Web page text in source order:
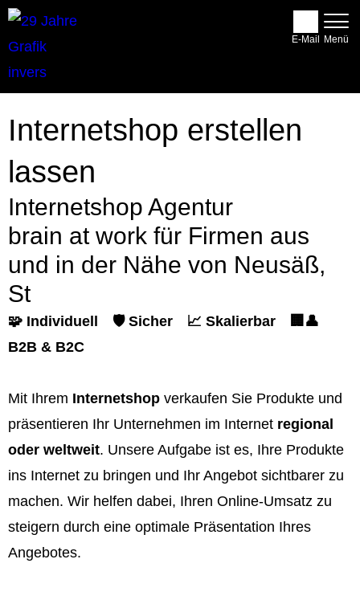
Internetshop erstellen
lassen
Internetshop Agentur
brain at work für Firmen aus
und in der Nähe von Neusäß,
St
🧩 Individuell 🛡️ Sicher 📈 Skalierbar
🏢👤
B2B & B2C
Mit Ihrem Internetshop verkaufen Sie Produkte und
präsentieren Ihr Unternehmen im Internet regional
oder weltweit. Unsere Aufgabe ist es, Ihre Produkte
ins Internet zu bringen und Ihr Angebot sichtbarer zu
machen. Wir helfen dabei, Ihren Online-Umsatz zu
steigern durch eine optimale Präsentation Ihres
Angebotes.